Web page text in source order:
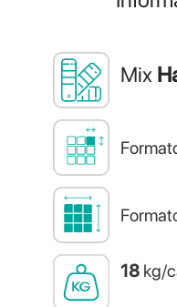
Mix
18 kg/